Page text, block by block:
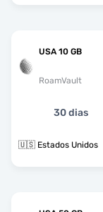
USA 10 GB
RoamVault
30 dias
🇺🇸 Estados Unidos